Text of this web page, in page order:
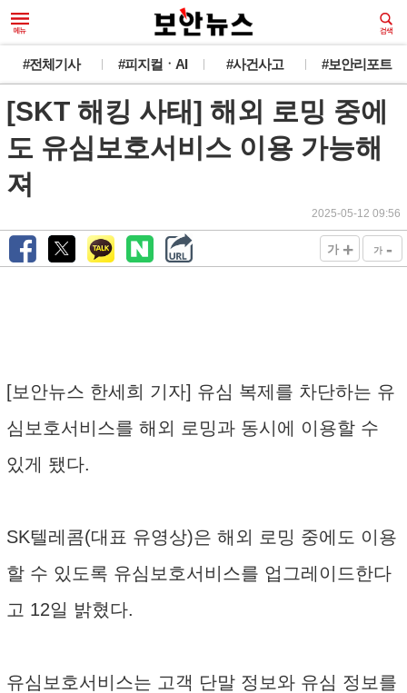
#전체기사 #피지컬ㆍAI #사건사고 #보안리포트
[SKT 해킹 사태] 해외 로밍 중에
도 유심보호서비스 이용 가능해
져
2025-05-12 09:56
가 + 가 -
[보안뉴스 한세희 기자] 유심 복제를 차단하는 유
심보호서비스를 해외 로밍과 동시에 이용할 수
있게 됐다.
SK텔레콤(대표 유영상)은 해외 로밍 중에도 이용
할 수 있도록 유심보호서비스를 업그레이드한다
고 12일 밝혔다.
유심보호서비스는 고객 단말 정보와 유심 정보를